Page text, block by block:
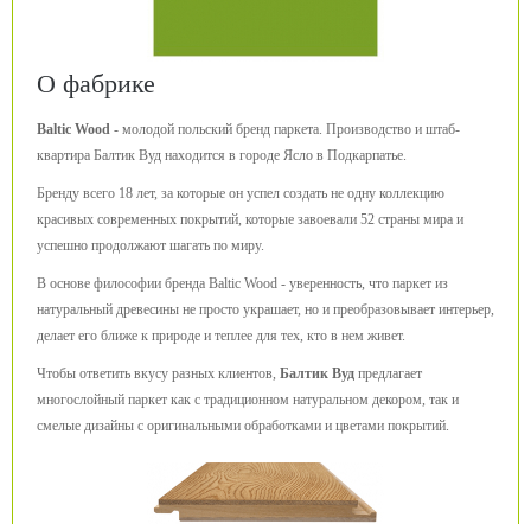
О фабрике
Baltic Wood - молодой польский бренд паркета. Производство и штаб-
квартира Балтик Вуд находится в городе Ясло в Подкарпатье.
Бренду всего 18 лет, за которые он успел создать не одну коллекцию
красивых современных покрытий, которые завоевали 52 страны мира и
успешно продолжают шагать по миру.
В основе философии бренда Baltic Wood - уверенность, что паркет из
натуральный древесины не просто украшает, но и преобразовывает интерьер,
делает его ближе к природе и теплее для тех, кто в нем живет.
Чтобы ответить вкусу разных клиентов, Балтик Вуд предлагает
многослойный паркет как с традиционном натуральном декором, так и
смелые дизайны с оригинальными обработками и цветами покрытий.